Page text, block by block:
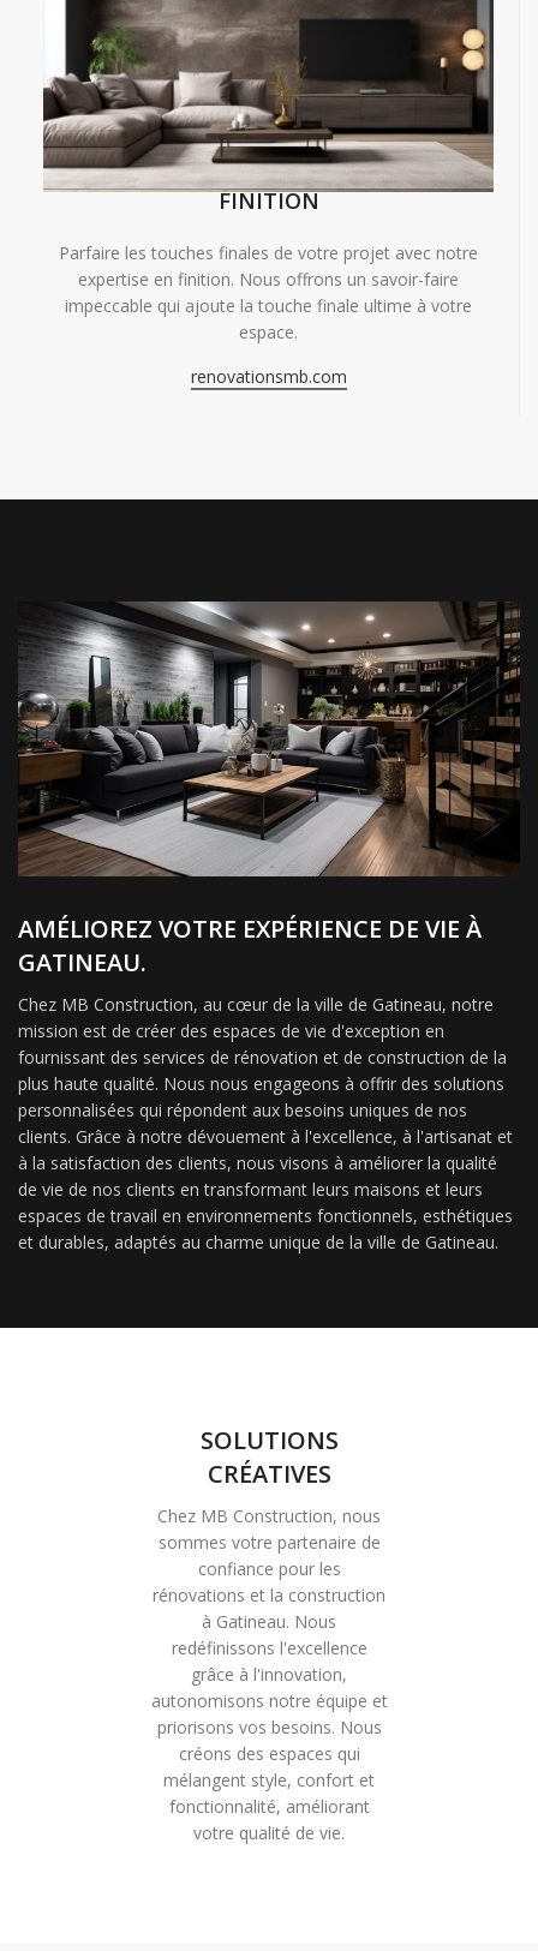
FINITION
Parfaire les touches finales de votre projet avec notre
expertise en finition. Nous offrons un savoir-faire
impeccable qui ajoute la touche finale ultime à votre
espace.
renovationsmb.com
AMÉLIOREZ VOTRE EXPÉRIENCE DE VIE À
GATINEAU.
Chez MB Construction, au cœur de la ville de Gatineau, notre
mission est de créer des espaces de vie d'exception en
fournissant des services de rénovation et de construction de la
plus haute qualité. Nous nous engageons à offrir des solutions
personnalisées qui répondent aux besoins uniques de nos
clients. Grâce à notre dévouement à l'excellence, à l'artisanat et
à la satisfaction des clients, nous visons à améliorer la qualité
de vie de nos clients en transformant leurs maisons et leurs
espaces de travail en environnements fonctionnels, esthétiques
et durables, adaptés au charme unique de la ville de Gatineau.
SOLUTIONS
CRÉATIVES
Chez MB Construction, nous
sommes votre partenaire de
confiance pour les
rénovations et la construction
à Gatineau. Nous
redéfinissons l'excellence
grâce à l'innovation,
autonomisons notre équipe et
priorisons vos besoins. Nous
créons des espaces qui
mélangent style, confort et
fonctionnalité, améliorant
votre qualité de vie.